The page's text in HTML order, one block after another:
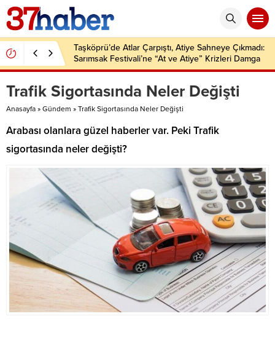
Taşköprü’de Atlar Çarpıştı, Atiye Sahneye Çıkmadı:
Sarımsak Festivali’ne “At ve Atiye” Krizleri Damga
Vurdu!
Trafik Sigortasında Neler Değişti
Anasayfa » Gündem » Trafik Sigortasında Neler Değişti
Arabası olanlara güzel haberler var. Peki Trafik
sigortasında neler değişti?